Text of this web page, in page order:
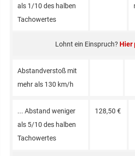
als 1/10 des halben
Tacho­wertes
Hier
Ab­stand­verstoß mit
mehr als 130 km/h
... Abstand weniger
als 5/10 des halben
Tacho­wertes
128,50 €